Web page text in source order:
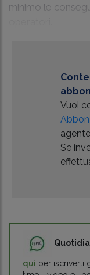
minimo le
Vuoi
Se
qui per iscriverti